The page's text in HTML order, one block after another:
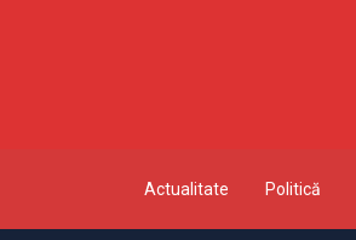
Actualitate Politică